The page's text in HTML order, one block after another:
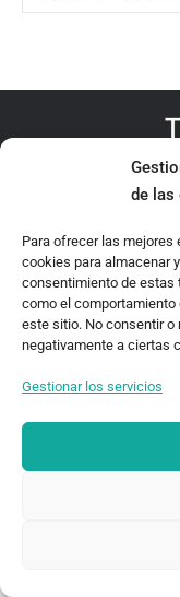
de las
Para ofrecer las
cookies para almacenar
consentimiento de estas
como el
este sitio. No consentir
negativamente a ciertas
Gestionar los servicios
TEOR/éTica